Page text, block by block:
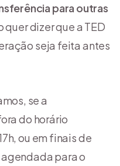
para outras
quer dizer que a TED
seja feita antes
se a
do horário
ou em finais de
para o